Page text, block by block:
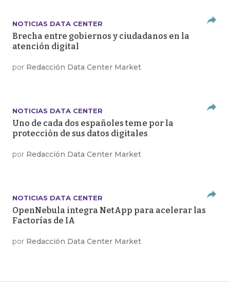
NOTICIAS DATA CENTER
Brecha entre gobiernos y ciudadanos en la
atención digital
por Redacción Data Center Market
NOTICIAS DATA CENTER
Uno de cada dos españoles teme por la
protección de sus datos digitales
por Redacción Data Center Market
NOTICIAS DATA CENTER
OpenNebula integra NetApp para acelerar las
Factorías de IA
por Redacción Data Center Market